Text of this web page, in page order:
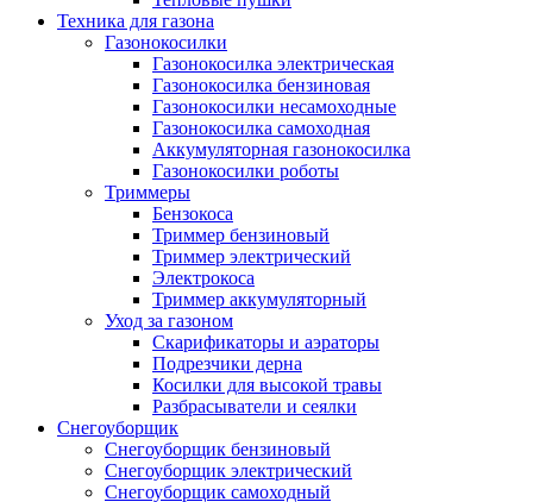
Техника для газона
Газонокосилки
Газонокосилка электрическая
Газонокосилка бензиновая
Газонокосилки несамоходные
Газонокосилка самоходная
Аккумуляторная газонокосилка
Газонокосилки роботы
Триммеры
Бензокоса
Триммер бензиновый
Триммер электрический
Электрокоса
Триммер аккумуляторный
Уход за газоном
Скарификаторы и аэраторы
Подрезчики дерна
Косилки для высокой травы
Разбрасыватели и сеялки
Снегоуборщик
Снегоуборщик бензиновый
Снегоуборщик электрический
Снегоуборщик самоходный